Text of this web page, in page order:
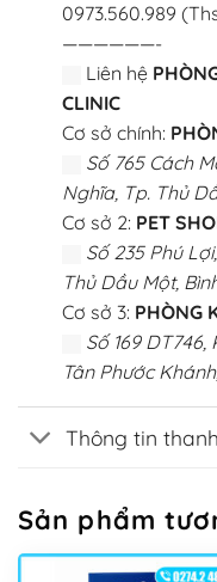
0973.560.989
——————-
Liên hệ
CLINIC
Cơ sở chính:
Số 765 Cách
Nghĩa, Tp. Thủ
Cơ sở 2: PET
Số 235 Phú
Thủ Dầu Một,
Cơ sở 3: PHÒNG
Số 169
Tân Phước
Thông tin
Sản phẩm